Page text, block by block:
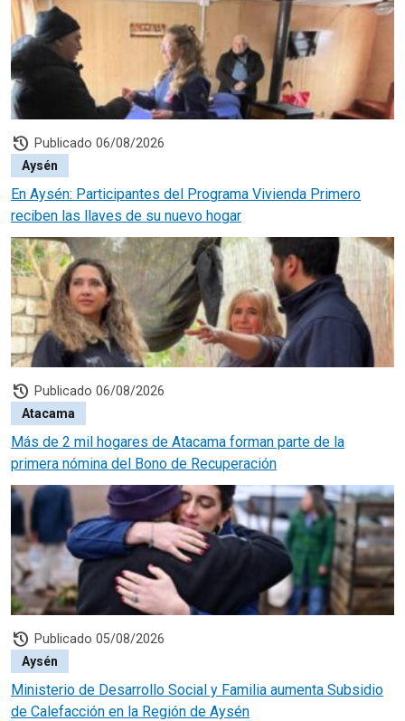
history Publicado 06/08/2026
Aysén
En Aysén: Participantes del Programa Vivienda Primero
reciben las llaves de su nuevo hogar
history Publicado 06/08/2026
Atacama
Más de 2 mil hogares de Atacama forman parte de la
primera nómina del Bono de Recuperación
history Publicado 05/08/2026
Aysén
Ministerio de Desarrollo Social y Familia aumenta Subsidio
de Calefacción en la Región de Aysén